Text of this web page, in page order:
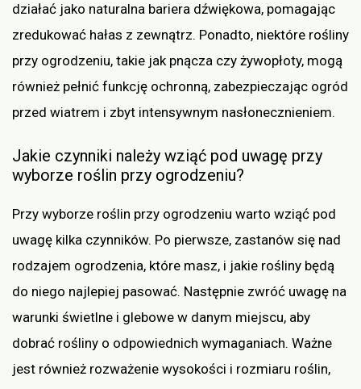
działać jako naturalna bariera dźwiękowa, pomagając
zredukować hałas z zewnątrz. Ponadto, niektóre rośliny
przy ogrodzeniu, takie jak pnącza czy żywopłoty, mogą
również pełnić funkcję ochronną, zabezpieczając ogród
przed wiatrem i zbyt intensywnym nasłonecznieniem.
Jakie czynniki należy wziąć pod uwagę przy
wyborze roślin przy ogrodzeniu?
Przy wyborze roślin przy ogrodzeniu warto wziąć pod
uwagę kilka czynników. Po pierwsze, zastanów się nad
rodzajem ogrodzenia, które masz, i jakie rośliny będą
do niego najlepiej pasować. Następnie zwróć uwagę na
warunki świetlne i glebowe w danym miejscu, aby
dobrać rośliny o odpowiednich wymaganiach. Ważne
jest również rozważenie wysokości i rozmiaru roślin,